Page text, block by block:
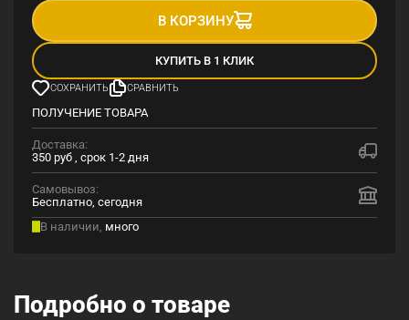
В КОРЗИНУ
КУПИТЬ В 1 КЛИК
СОХРАНИТЬ СРАВНИТЬ
ПОЛУЧЕНИЕ ТОВАРА
Доставка:
350 руб , срок 1-2 дня
Самовывоз:
Бесплатно, сегодня
В наличии, много
Подробно о товаре